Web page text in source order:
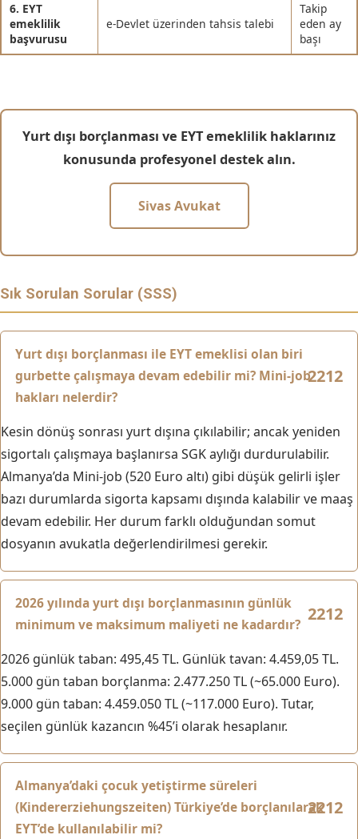
6. EYT
emeklilik
başvurusu
e-Devlet üzerinden tahsis talebi
Takip
eden ay
başı
Yurt dışı borçlanması ve EYT emeklilik haklarınız
konusunda profesyonel destek alın.
Sivas Avukat
Sık Sorulan Sorular (SSS)
Yurt dışı borçlanması ile EYT emeklisi olan biri
gurbette çalışmaya devam edebilir mi? Mini-job
hakları nelerdir?
Kesin dönüş sonrası yurt dışına çıkılabilir; ancak yeniden
sigortalı çalışmaya başlanırsa SGK aylığı durdurulabilir.
Almanya’da Mini-job (520 Euro altı) gibi düşük gelirli işler
bazı durumlarda sigorta kapsamı dışında kalabilir ve maaş
devam edebilir. Her durum farklı olduğundan somut
dosyanın avukatla değerlendirilmesi gerekir.
2026 yılında yurt dışı borçlanmasının günlük
minimum ve maksimum maliyeti ne kadardır?
2026 günlük taban: 495,45 TL. Günlük tavan: 4.459,05 TL.
5.000 gün taban borçlanma: 2.477.250 TL (~65.000 Euro).
9.000 gün taban: 4.459.050 TL (~117.000 Euro). Tutar,
seçilen günlük kazancın %45’i olarak hesaplanır.
Almanya’daki çocuk yetiştirme süreleri
(Kindererziehungszeiten) Türkiye’de borçlanılarak
EYT’de kullanılabilir mi?